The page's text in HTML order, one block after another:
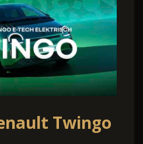
Twingo